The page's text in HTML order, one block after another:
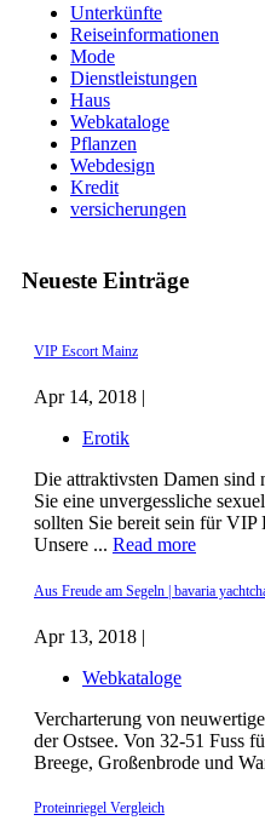
Unterkünfte
Reiseinformationen
Mode
Dienstleistungen
Haus
Webkataloge
Pflanzen
Webdesign
Kredit
versicherungen
Neueste Einträge
VIP Escort Mainz
Apr 14, 2018 |
Erotik
Die attraktivsten Damen
Sie eine unvergessliche
sollten Sie bereit sein für VIP
Unsere ... Read more
Aus Freude am Segeln | bavaria
Apr 13, 2018 |
Webkataloge
Vercharterung von
der Ostsee. Von 32-51 Fuss
Breege, Großenbrode und
Proteinriegel Vergleich